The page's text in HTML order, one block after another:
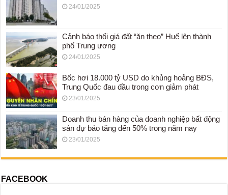
24/01/2025
Cảnh báo thổi giá đất “ăn theo” Huế lên thành
phố Trung ương
24/01/2025
Bốc hơi 18.000 tỷ USD do khủng hoảng BĐS,
Trung Quốc đau đầu trong cơn giảm phát
23/01/2025
Doanh thu bán hàng của doanh nghiệp bất động
sản dự báo tăng đến 50% trong năm nay
23/01/2025
FACEBOOK